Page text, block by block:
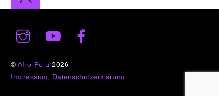
©Afro-Peru 2026
Impressum
Datenschutzerklärung